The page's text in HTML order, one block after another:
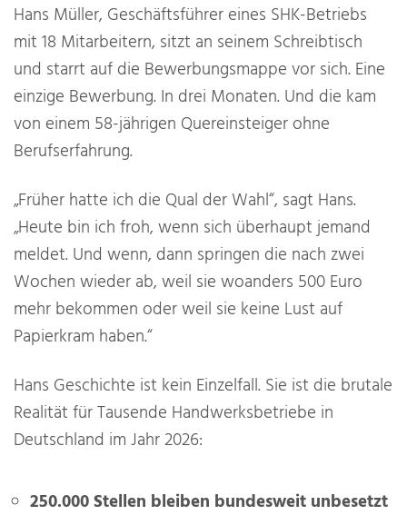
Hans Müller, Geschäftsführer eines SHK-Betriebs
mit 18 Mitarbeitern, sitzt an seinem Schreibtisch
und starrt auf die Bewerbungsmappe vor sich. Eine
einzige Bewerbung. In drei Monaten. Und die kam
von einem 58-jährigen Quereinsteiger ohne
Berufserfahrung.
„Früher hatte ich die Qual der Wahl“, sagt Hans.
„Heute bin ich froh, wenn sich überhaupt jemand
meldet. Und wenn, dann springen die nach zwei
Wochen wieder ab, weil sie woanders 500 Euro
mehr bekommen oder weil sie keine Lust auf
Papierkram haben.“
Hans Geschichte ist kein Einzelfall. Sie ist die brutale
Realität für Tausende Handwerksbetriebe in
Deutschland im Jahr 2026:
250.000 Stellen bleiben bundesweit unbesetzt